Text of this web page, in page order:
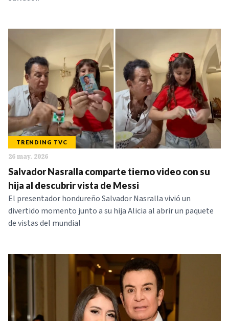
TRENDING TVC
26 may. 2026
Salvador Nasralla comparte tierno video con su
hija al descubrir vista de Messi
El presentador hondureño Salvador Nasralla vivió un
divertido momento junto a su hija Alicia al abrir un paquete
de vistas del mundial